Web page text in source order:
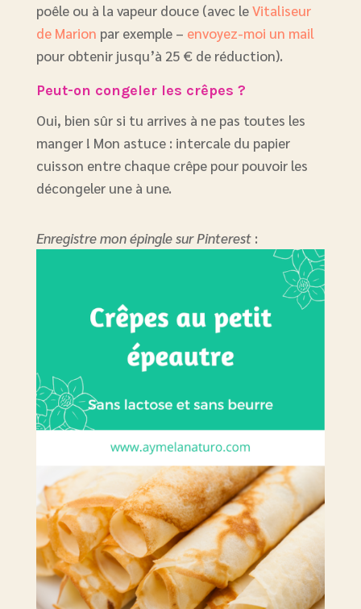
poêle ou à la vapeur douce (avec leVitaliseur
de Marion par exemple – envoyez-moi un mail
pour obtenir jusqu’à 25 € de réduction).
Peut-on congeler les crêpes ?
Oui, bien sûr si tu arrives à ne pas toutes les
manger ! Mon astuce : intercale du papier
cuisson entre chaque crêpe pour pouvoir les
décongeler une à une.
Enregistre mon épingle sur Pinterest: